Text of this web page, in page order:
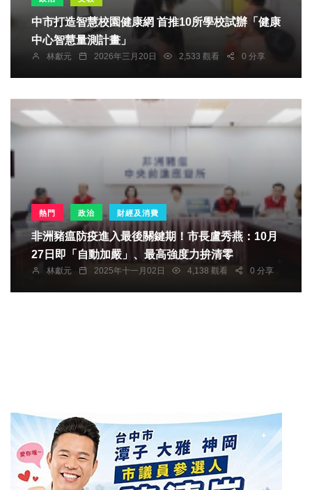
中市打造智慧校園健康網 首推10所學校試辦「健康
中心智慧量測計畫」
林獻元 2026年三月20日 2,533 觀看 0 分享
熱門 政治 財經及消費
非洲豬瘟防疫進入最後關鍵期！市長盧秀燕：10月
27日即「自動加嚴」、最高強度力拚清零
林獻元 2025年十一月02日 4,138 觀看 0 分享